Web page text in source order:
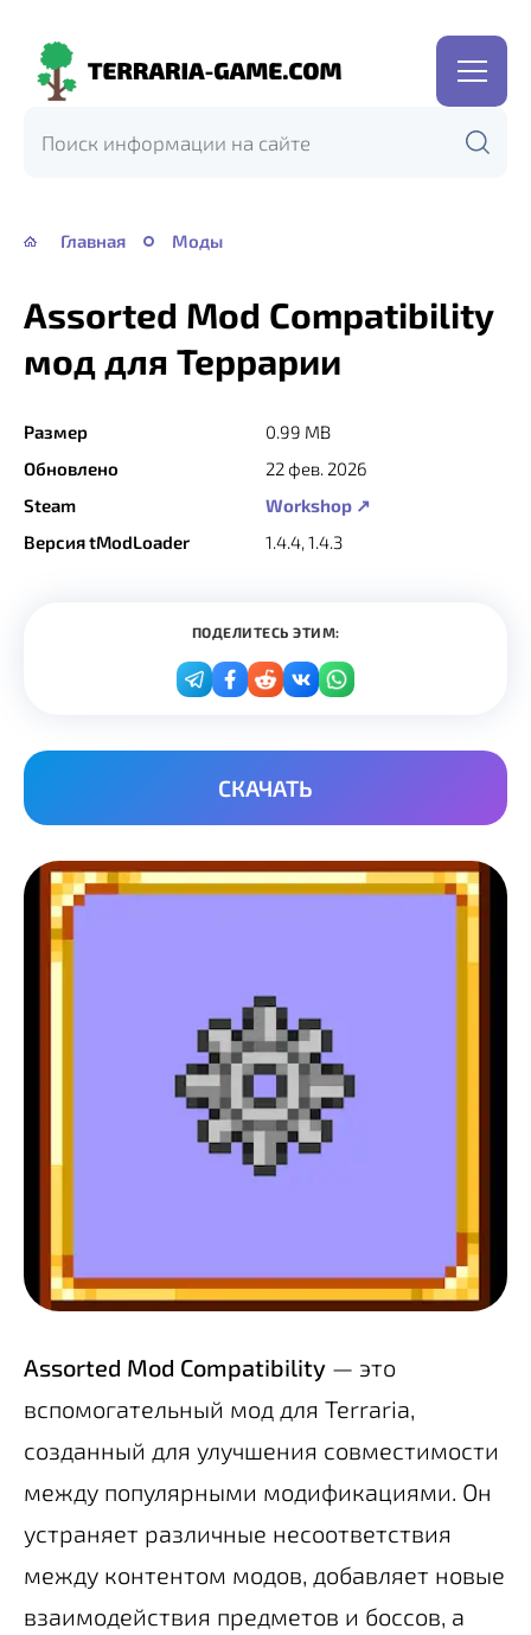
Terraria-
Главная Моды
Assorted Mod Compatibility
мод для Террарии
Размер
0.99 MB
Обновлено
22 фев. 2026
Steam
Workshop ↗
Версия tModLoader
1.4.4, 1.4.3
ПОДЕЛИТЕСЬ ЭТИМ:
СКАЧАТЬ
Assorted Mod Compatibility — это
вспомогательный мод для Terraria,
созданный для улучшения совместимости
между популярными модификациями. Он
устраняет различные несоответствия
между контентом модов, добавляет новые
взаимодействия предметов и боссов, а